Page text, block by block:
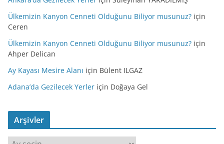
Ülkemizin Kanyon Cenneti Olduğunu Biliyor musunuz? için
Ceren
Ülkemizin Kanyon Cenneti Olduğunu Biliyor musunuz? için
Ahper Delican
Ay Kayası Mesire Alanı için Bülent ILGAZ
Adana’da Gezilecek Yerler için Doğaya Gel
Arşivler